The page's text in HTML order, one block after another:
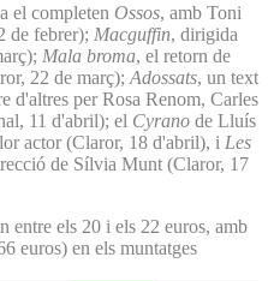
el completen Ossos, amb Toni
de febrer); Macguffin, dirigida
Mala broma, el retorn de
22 de març); Adossats, un text
d'altres per Rosa Renom, Carles
11 d'abril); el Cyrano de Lluís
actor (Claror, 18 d'abril), i Les
de Sílvia Munt (Claror, 17
entre els 20 i els 22 euros, amb
euros) en els muntatges